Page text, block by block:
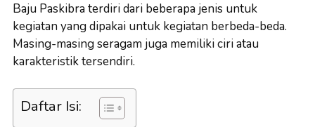
Baju Paskibra terdiri dari beberapa jenis untuk
kegiatan yang dipakai untuk kegiatan berbeda-beda.
Masing-masing seragam juga memiliki ciri atau
karakteristik tersendiri.
Daftar Isi: